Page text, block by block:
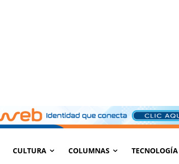
CULTURA COLUMNAS TECNOLOGÍA